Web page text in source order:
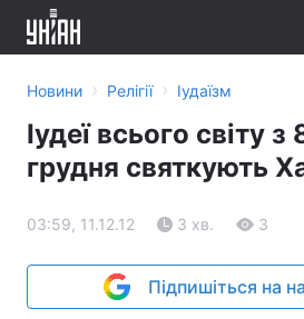
Новини › Релігії › Іудаїзм
Іудеї всього світу з
грудня святкують
03:59, 11.12.12 3 хв. 3
Підпишіться на